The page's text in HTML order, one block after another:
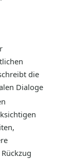
die
Dialoge